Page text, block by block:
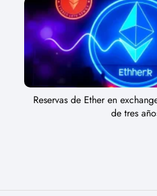
Reservas de Ether en
de tres